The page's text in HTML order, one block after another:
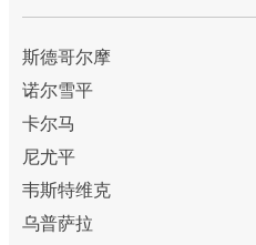
斯德哥尔摩
诺尔雪平
卡尔马
尼尤平
韦斯特维克
乌普萨拉